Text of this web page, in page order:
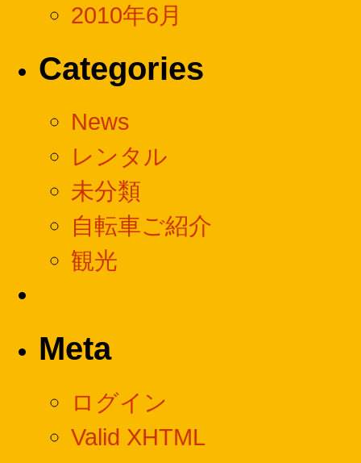
2010年6月
Categories
News
レンタル
未分類
自転車ご紹介
観光
Meta
ログイン
Valid XHTML